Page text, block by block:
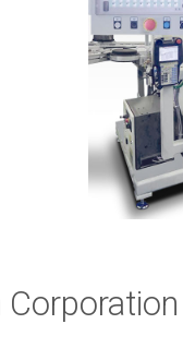
Corporation